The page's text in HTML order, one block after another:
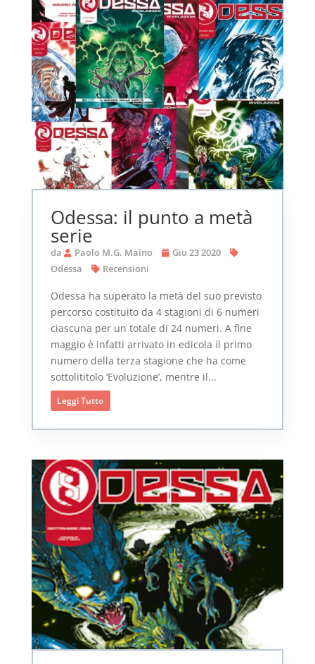
Odessa: il punto a metà
serie
da Paolo M.G. Maino
Giu 23 2020
Odessa
Recensioni
Odessa ha superato la metà del suo previsto
percorso costituito da 4 stagioni di 6 numeri
ciascuna per un totale di 24 numeri. A fine
maggio è infatti arrivato in edicola il primo
numero della terza stagione che ha come
sottolititolo ‘Evoluzione’, mentre il...
Leggi Tutto